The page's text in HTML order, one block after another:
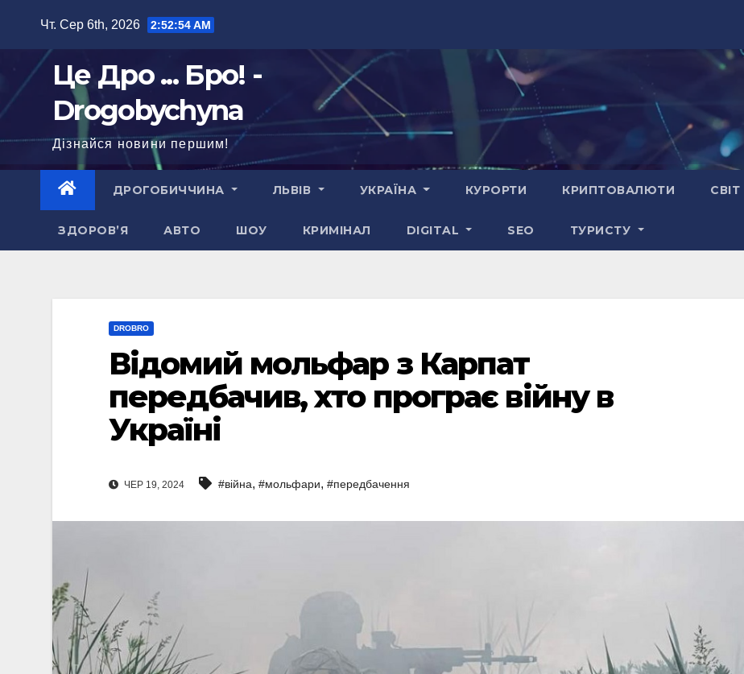
Чт. Сер 6th, 2026 2:52:55 AM
Це Дро ... Бро! -
Drogobychyna
Дізнайся новини першим!
ДРОГОБИЧЧИНА ЛЬВІВ УКРАЇНА КУРОРТИ КРИПТОВАЛЮТИ СВІТ
ЗДОРОВ’Я АВТО ШОУ КРИМІНАЛ DIGITAL SEO ТУРИСТУ
DROBRO
Відомий мольфар з Карпат
передбачив, хто програє війну в
Україні
ЧЕР 19, 2024 #війна, #мольфари, #передбачення